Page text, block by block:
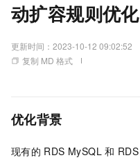
动扩容规则优化
更新时间： 2023-10-12 09:02:52
复制 MD 格式
优化背景
现有的 RDS MySQL 和